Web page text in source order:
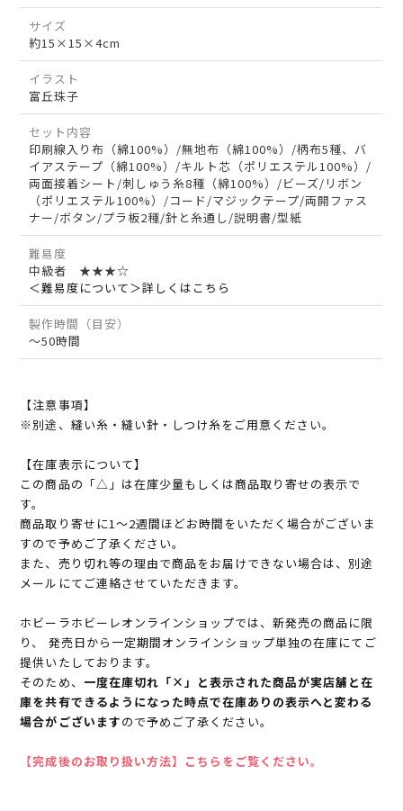
サイズ
約15×15×4cm
イラスト
富丘珠子
セット内容
印刷線入り布（綿100%）/無地布（綿100%）/柄布5種、バ
イアステープ（綿100%）/キルト芯（ポリエステル100%）/
両面接着シート/刺しゅう糸8種（綿100%）/ビーズ/リボン
（ポリエステル100%）/コード/マジックテープ/両開ファス
ナー/ボタン/プラ板2種/針と糸通し/説明書/型紙
難易度
中級者 ★★★☆
＜難易度について＞詳しくはこちら
製作時間（目安）
～50時間
【注意事項】
※別途、縫い糸・縫い針・しつけ糸をご用意ください。
【在庫表示について】
この商品の「△」は在庫少量もしくは商品取り寄せの表示で
す。
商品取り寄せに1～2週間ほどお時間をいただく場合がございま
すので予めご了承ください。
また、売り切れ等の理由で商品をお届けできない場合は、別途
メールにてご連絡させていただきます。
ホビーラホビーレオンラインショップでは、新発売の商品に限
り、 発売日から一定期間オンラインショップ単独の在庫にてご
提供いたしております。
そのため、 一度在庫切れ「×」と表示された商品が実店舗と在
庫を共有できるようになった時点で在庫ありの表示へと変わる
場合がございますので予めご了承ください。
【完成後のお取り扱い方法】こちらをご覧ください。